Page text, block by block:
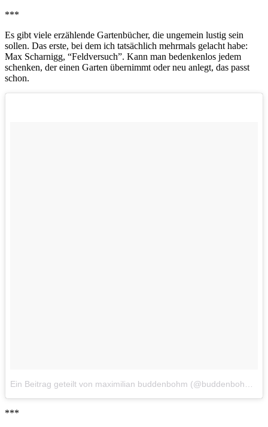
***
Es gibt viele erzählende Gartenbücher, die ungemein lustig sein
sollen. Das erste, bei dem ich tatsächlich mehrmals gelacht habe:
Max Scharnigg, “Feldversuch”. Kann man bedenkenlos jedem
schenken, der einen Garten übernimmt oder neu anlegt, das passt
schon.
***